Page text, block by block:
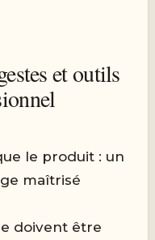
et outils
le produit : un
maîtrisé
doivent être